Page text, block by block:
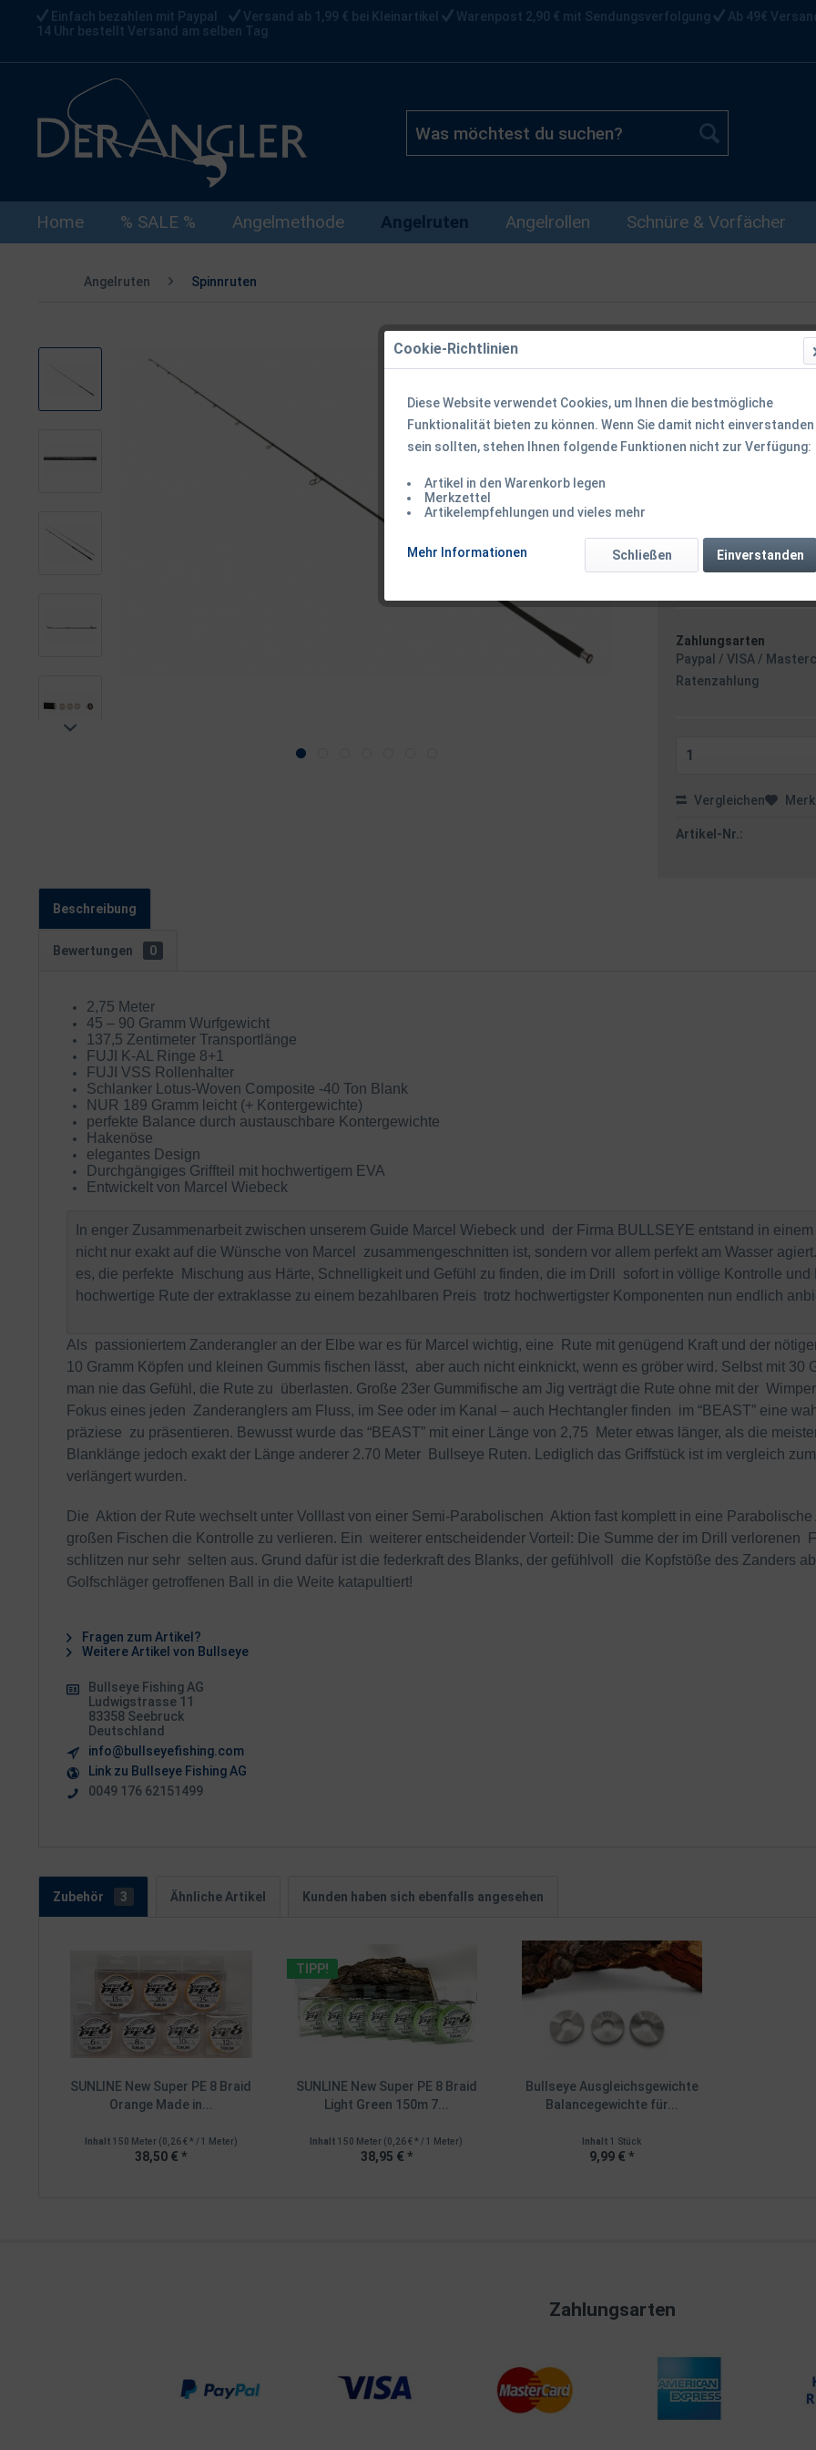
Einfach bezahlen mit Paypal Versand ab 1,99 € bei Kleinartikel Warenpost 2,90 € mit Sendungsverfolgung Ab 49€
14 Uhr bestellt Versand am selben Tag
Home % SALE % Angelmethode Angelruten Angelrollen Schnüre & Vorfächer
Angelruten Spinnruten
Bullseye
319,00 € *
zzgl.
Versandkostenfreie
Sofort
Versand
Zahlungsarten
Paypal / VISA /
Ratenzahlung
Vergleichen
Artikel-Nr.:
Beschreibung
Bewertungen 0
2,75 Meter
45 – 90 Gramm Wurfgewicht
137,5 Zentimeter Transportlänge
FUJI K-AL Ringe 8+1
FUJI VSS Rollenhalter
Schlanker Lotus-Woven Composite -40 Ton Blank
NUR 189 Gramm leicht (+ Kontergewichte)
perfekte Balance durch austauschbare Kontergewichte
Hakenöse
elegantes Design
Durchgängiges Griffteil mit hochwertigem EVA
Entwickelt von Marcel Wiebeck
In enger Zusammenarbeit zwischen unserem Guide Marcel Wiebeck und der Firma BULLSEYE entstand in
nicht nur exakt auf die Wünsche von Marcel zusammengeschnitten ist, sondern vor allem perfekt am Wasser
es, die perfekte Mischung aus Härte, Schnelligkeit und Gefühl zu finden, die im Drill sofort in völlige Kontrolle
hochwertige Rute der extraklasse zu einem bezahlbaren Preis trotz hochwertigster Komponenten nun endlich
Als passioniertem Zanderangler an der Elbe war es für Marcel wichtig, eine Rute mit genügend Kraft und der
10 Gramm Köpfen und kleinen Gummis fischen lässt, aber auch nicht einknickt, wenn es gröber wird. Selbst mit
man nie das Gefühl, die Rute zu überlasten. Große 23er Gummifische am Jig verträgt die Rute ohne mit der
Fokus eines jeden Zanderanglers am Fluss, im See oder im Kanal – auch Hechtangler finden im “BEAST” eine
präziese zu präsentieren. Bewusst wurde das “BEAST” mit einer Länge von 2,75 Meter etwas länger, als die
Blanklänge jedoch exakt der Länge anderer 2.70 Meter Bullseye Ruten. Lediglich das Griffstück ist im vergleich
verlängert wurden.
Die Aktion der Rute wechselt unter Volllast von einer Semi-Parabolischen Aktion fast komplett in eine
großen Fischen die Kontrolle zu verlieren. Ein weiterer entscheidender Vorteil: Die Summe der im Drill verlorenen
schlitzen nur sehr selten aus. Grund dafür ist die federkraft des Blanks, der gefühlvoll die Kopfstöße des Zanders
Golfschläger getroffenen Ball in die Weite katapultiert!
Fragen zum Artikel?
Weitere Artikel von Bullseye
Bullseye Fishing AG
Ludwigstrasse 11
83358 Seebruck
Deutschland
info@bullseyefishing.com
Link zu Bullseye Fishing AG
0049 176 62151499
Zubehör 3 Ähnliche Artikel Kunden haben sich ebenfalls angesehen
SUNLINE New Super PE 8 Braid
Orange Made in...
Inhalt 150 Meter (0,26 € * / 1 Meter)
38,50 € *
TIPP!
SUNLINE New Super PE 8 Braid
Light Green 150m 7...
Inhalt150 Meter (0,26 € * / 1 Meter)
38,95 € *
Bullseye Ausgleichsgewichte
Balancegewichte für...
Inhalt1 Stück
9,99 € *
Zahlungsarten
Cookie-Richtlinien
Diese Website verwendet Cookies, um Ihnen die bestmögliche
Funktionalität bieten zu können. Wenn Sie damit nicht einverstanden
sein sollten, stehen Ihnen folgende Funktionen nicht zur Verfügung:
Artikel in den Warenkorb legen
Merkzettel
Artikelempfehlungen und vieles mehr
Mehr Informationen Einverstanden
Schließen